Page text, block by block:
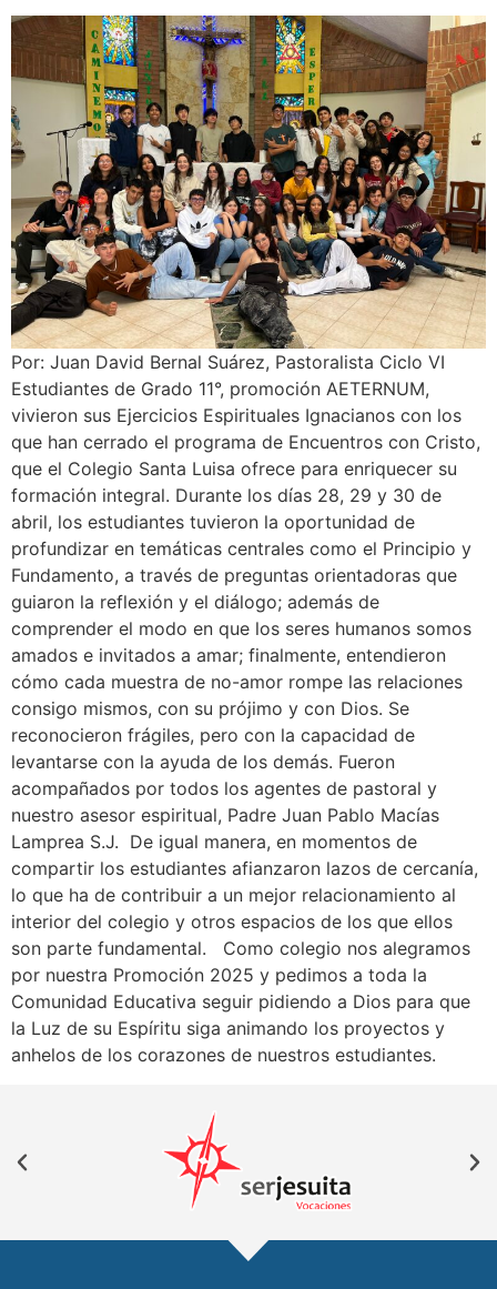
Por: Juan David Bernal Suárez, Pastoralista Ciclo VI
Estudiantes de Grado 11°, promoción AETERNUM,
vivieron sus Ejercicios Espirituales Ignacianos con los
que han cerrado el programa de Encuentros con Cristo,
que el Colegio Santa Luisa ofrece para enriquecer su
formación integral. Durante los días 28, 29 y 30 de
abril, los estudiantes tuvieron la oportunidad de
profundizar en temáticas centrales como el Principio y
Fundamento, a través de preguntas orientadoras que
guiaron la reflexión y el diálogo; además de
comprender el modo en que los seres humanos somos
amados e invitados a amar; finalmente, entendieron
cómo cada muestra de no-amor rompe las relaciones
consigo mismos, con su prójimo y con Dios. Se
reconocieron frágiles, pero con la capacidad de
levantarse con la ayuda de los demás. Fueron
acompañados por todos los agentes de pastoral y
nuestro asesor espiritual, Padre Juan Pablo Macías
Lamprea S.J. De igual manera, en momentos de
compartir los estudiantes afianzaron lazos de cercanía,
lo que ha de contribuir a un mejor relacionamiento al
interior del colegio y otros espacios de los que ellos
son parte fundamental. Como colegio nos alegramos
por nuestra Promoción 2025 y pedimos a toda la
Comunidad Educativa seguir pidiendo a Dios para que
la Luz de su Espíritu siga animando los proyectos y
anhelos de los corazones de nuestros estudiantes.